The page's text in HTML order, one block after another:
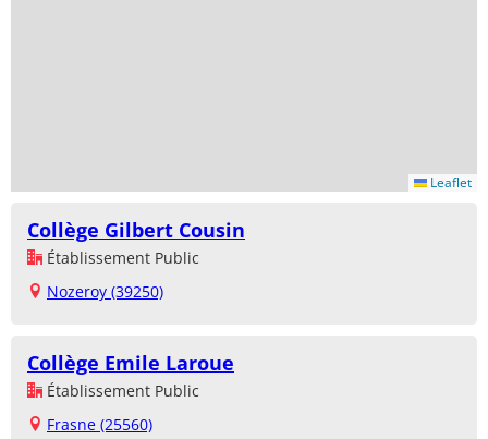
Leaflet
Collège Gilbert Cousin
Établissement Public
Nozeroy (39250)
Collège Emile Laroue
Établissement Public
Frasne (25560)